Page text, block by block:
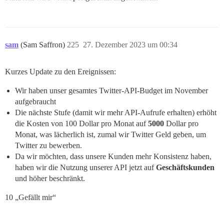
sam (Sam Saffron) 27. Dezember 2023 um 00:34
225
Kurzes Update zu den Ereignissen:
Wir haben unser gesamtes Twitter-API-Budget im November
aufgebraucht
Die nächste Stufe (damit wir mehr API-Aufrufe erhalten) erhöht
die Kosten von 100 Dollar pro Monat auf5000 Dollar pro
Monat, was lächerlich ist, zumal wir Twitter Geld geben, um
Twitter zu bewerben.
Da wir möchten, dass unsere Kunden mehr Konsistenz haben,
haben wir die Nutzung unserer API jetzt aufGeschäftskunden
und höher beschränkt.
10 „Gefällt mir“